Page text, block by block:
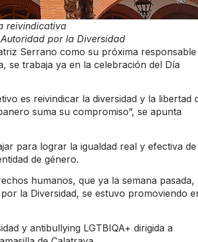
reivindicativa
por la Diversidad
Serrano como su próxima
se trabaja ya en la celebración del Día
es reivindicar la diversidad y la libertad
suma su compromiso”, se apunta
para lograr la igualdad real y efectiva de
de género.
humanos, que ya la semana pasada,
la Diversidad, se estuvo promoviendo
y antibullying LGTBIQA+ dirigida a